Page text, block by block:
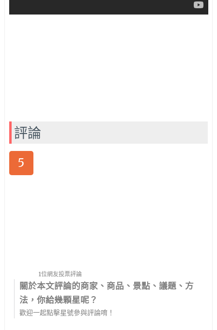
評論
5
1位網友投票評論
關於本文評論的商家、商品、景點、議題、方
法，你給幾顆星呢？
歡迎一起點擊星號參與評論唷！